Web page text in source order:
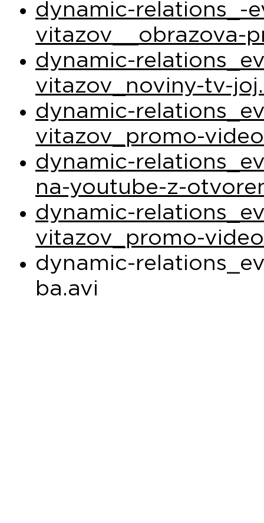
dynamic-relations_-
vitazov__obrazova-
dynamic-
vitazov_noviny-tv-
dynamic-
vitazov_promo-
dynamic-
na-youtube-z-
dynamic-
vitazov_promo-
dynamic-
ba.avi